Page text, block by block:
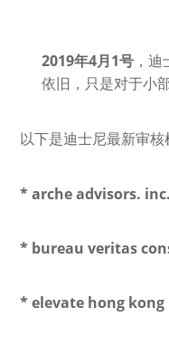
2019年4月 1号 ，
依旧，只是对于小
以下是迪士尼最新审
* arche advisors. inc.
* bureau veritas
* elevate hong